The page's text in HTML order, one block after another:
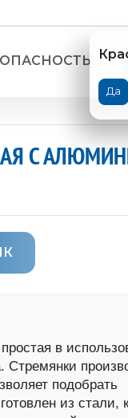
Да
С
в
подобрать
из стали,